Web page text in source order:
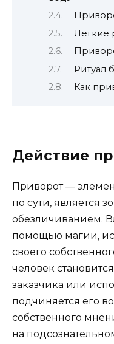
Лёгкие
Ритуал
Как
Действие
Приворот —
по сути, является
обезличиванием.
помощью магии,
своего
человек
заказчика или
подчиняется его
собственного
на